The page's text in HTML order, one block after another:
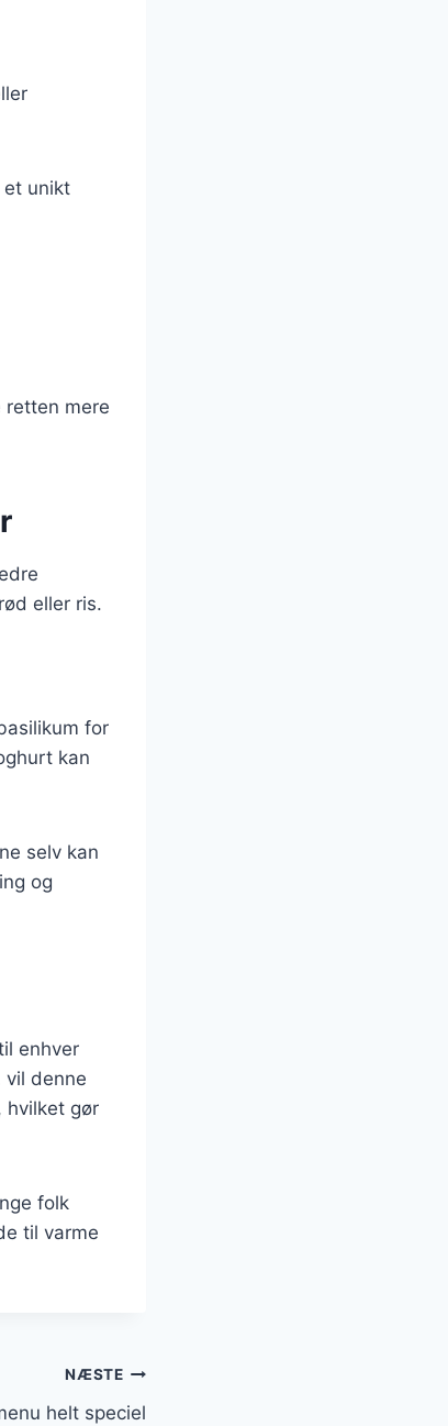
et unikt
mere
eller ris.
for
kan
selv kan
og
enhver
vil denne
hvilket gør
folk
til varme
NÆSTE
helt speciel